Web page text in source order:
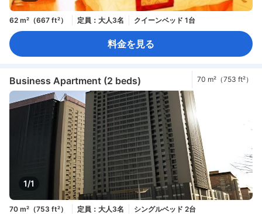
62 m²（667 ft²） 定員：大人3名 クイーンベッド 1台
料金を見る
Business Apartment (2 beds) 70 m²（753 ft²）
1/1
70 m²（753 ft²） 定員：大人3名 シングルベッド 2台